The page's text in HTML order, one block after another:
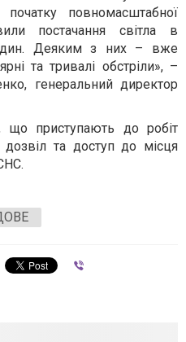
повномасштабної
постачання світла в
Деяким з них – вже
та тривалі обстріли», –
генеральний директор
що приступають до робіт
та доступ до місця